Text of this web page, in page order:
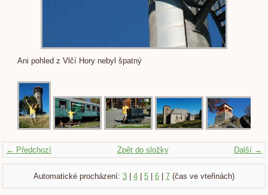
Ani pohled z Vlčí Hory nebyl špatný
← Předchozí Další →
Zpět do složky
Automatické procházení: 3 4 5 6 7 (čas ve vteřinách)